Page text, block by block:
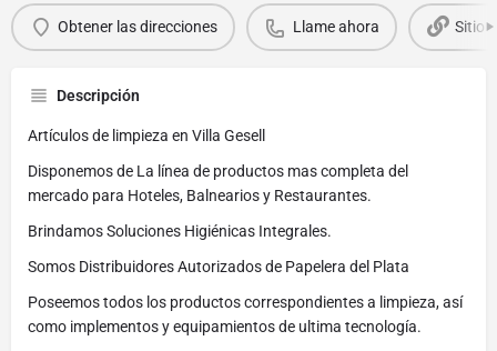
Obtener las direcciones Llame ahora Sitio
Descripción
Artículos de limpieza en Villa Gesell
Disponemos de La línea de productos mas completa del
mercado para Hoteles, Balnearios y Restaurantes.
Brindamos Soluciones Higiénicas Integrales.
Somos Distribuidores Autorizados de Papelera del Plata
Poseemos todos los productos correspondientes a limpieza, así
como implementos y equipamientos de ultima tecnología.